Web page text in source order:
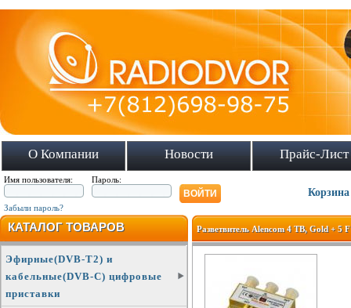
О Компании Новости Прайс-Лист
Имя пользователя: Пароль:
Забыли пароль?
Корзина
КАТАЛОГ ТОВАРОВ
Эфирные(DVB-T2) и
кабельные(DVB-C) цифровые
приставки
Разветвитель Alencom 4 ТВ, Gold + 5 F